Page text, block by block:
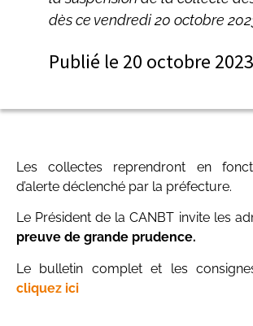
dès ce vendredi 20 octobre
Publié le 20 octobre 2023
Les collectes reprendront en
d’alerte déclenché par la préfecture.
Le Président de la CANBT invite les
preuve de grande prudence.
Le bulletin complet et les
cliquez ici